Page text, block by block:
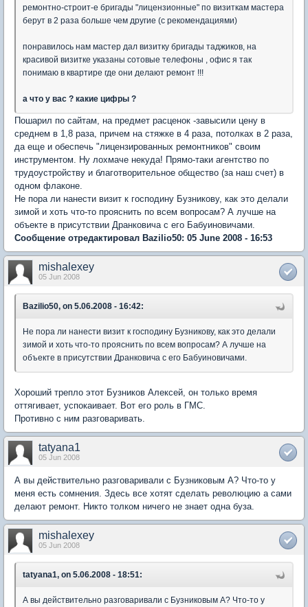
ремонтно-строит-е бригады "лицензионные" по визиткам мастера
берут в 2 раза больше чем другие (с рекомендациями)
понравилось нам мастер дал визитку бригады таджиков, на
красивой визитке указаны сотовые телефоны , офис я так
понимаю в квартире где они делают ремонт !!!
а что у вас ? какие цифры ?
Пошарил по сайтам, на предмет расценок -завысили цену в
среднем в 1,8 раза, причем на стяжке в 4 раза, потолках в 2 раза,
да еще и обеспечь "лицензированных ремонтников" своим
инструментом. Ну лохмаче некуда! Прямо-таки агентство по
трудоустройству и благотворительное общество (за наш счет) в
одном флаконе.
Не пора ли нанести визит к господину Бузникову, как это делали
зимой и хоть что-то прояснить по всем вопросам? А лучше на
объекте в присутствии Дранковича с его Бабуиновичами.
Сообщение отредактировал Bazilio50: 05 June 2008 - 16:53
mishalexey
05 Jun 2008
Bazilio50, on 5.06.2008 - 16:42:
Не пора ли нанести визит к господину Бузникову, как это делали
зимой и хоть что-то прояснить по всем вопросам? А лучше на
объекте в присутствии Дранковича с его Бабуиновичами.
Хороший трепло этот Бузников Алексей, он только время
оттягивает, успокаивает. Вот его роль в ГМС.
Противно с ним разговаривать.
tatyana1
05 Jun 2008
А вы действительно разговаривали с Бузниковым А? Что-то у
меня есть сомнения. Здесь все хотят сделать революцию а сами
делают ремонт. Никто толком ничего не знает одна буза.
mishalexey
05 Jun 2008
tatyana1, on 5.06.2008 - 18:51:
А вы действительно разговаривали с Бузниковым А? Что-то у